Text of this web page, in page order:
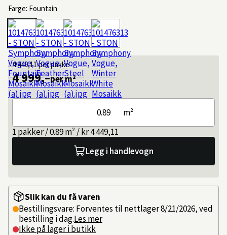
Farge: Fountain
4 449,11per pakke
4 999,–per m²
m²
1 pakker / 0.89 m² / kr 4 449,11
Legg i handlevogn
Slik kan du få varen
Bestillingsvare: Forventes til nettlager 8/21/2026, ved
bestilling i dag.Les mer
Ikke på lager i butikk